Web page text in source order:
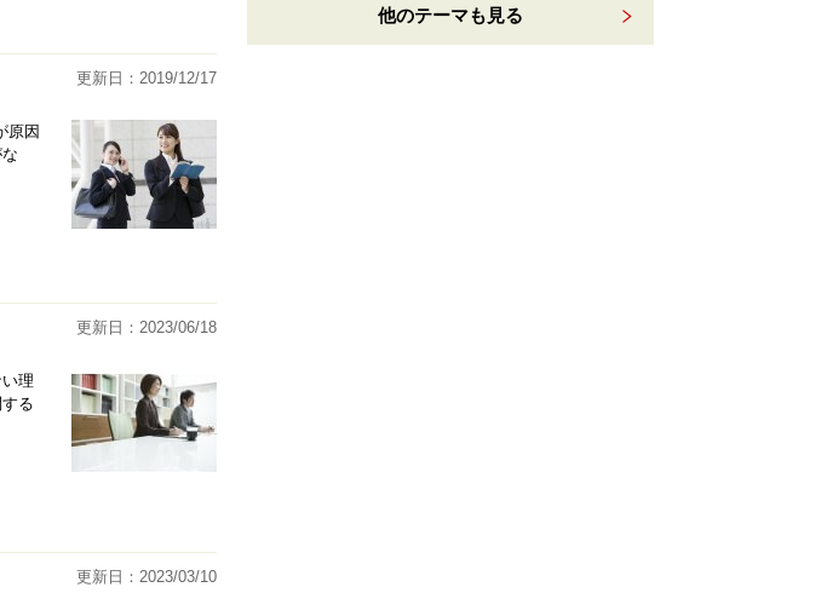
更新日：2019/12/17
原因
更新日：2023/06/18
理
る
更新日：2023/03/10
他のテーマも見る